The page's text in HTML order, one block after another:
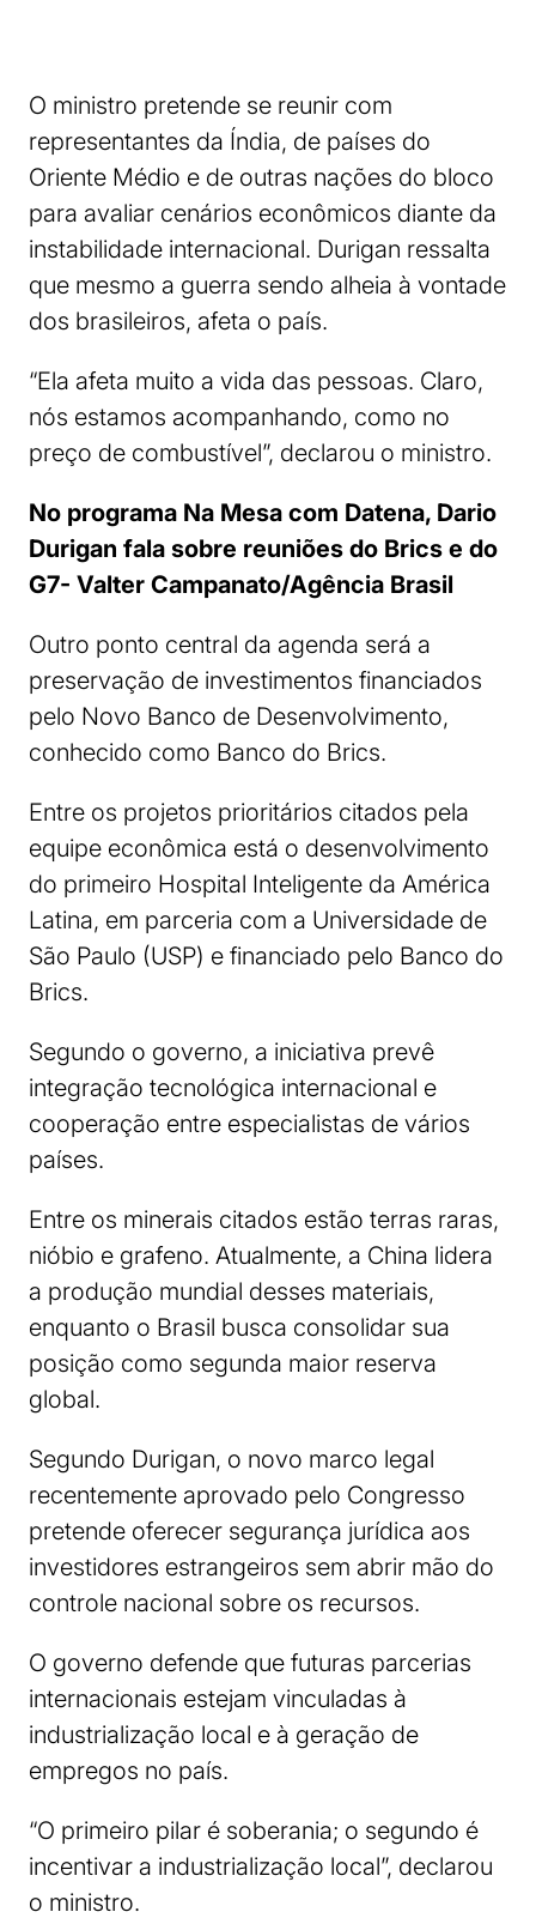
O ministro pretende se reunir com
representantes da Índia, de países do
Oriente Médio e de outras nações do bloco
para avaliar cenários econômicos diante da
instabilidade internacional. Durigan ressalta
que mesmo a guerra sendo alheia à vontade
dos brasileiros, afeta o país.
“Ela afeta muito a vida das pessoas. Claro,
nós estamos acompanhando, como no
preço de combustível”, declarou o ministro.
No programa Na Mesa com Datena, Dario
Durigan fala sobre reuniões do Brics e do
G7- Valter Campanato/Agência Brasil
Outro ponto central da agenda será a
preservação de investimentos financiados
pelo Novo Banco de Desenvolvimento,
conhecido como Banco do Brics.
Entre os projetos prioritários citados pela
equipe econômica está o desenvolvimento
do primeiro Hospital Inteligente da América
Latina, em parceria com a Universidade de
São Paulo (USP) e financiado pelo Banco do
Brics.
Segundo o governo, a iniciativa prevê
integração tecnológica internacional e
cooperação entre especialistas de vários
países.
Entre os minerais citados estão terras raras,
nióbio e grafeno. Atualmente, a China lidera
a produção mundial desses materiais,
enquanto o Brasil busca consolidar sua
posição como segunda maior reserva
global.
Segundo Durigan, o novo marco legal
recentemente aprovado pelo Congresso
pretende oferecer segurança jurídica aos
investidores estrangeiros sem abrir mão do
controle nacional sobre os recursos.
O governo defende que futuras parcerias
internacionais estejam vinculadas à
industrialização local e à geração de
empregos no país.
“O primeiro pilar é soberania; o segundo é
incentivar a industrialização local”, declarou
o ministro.